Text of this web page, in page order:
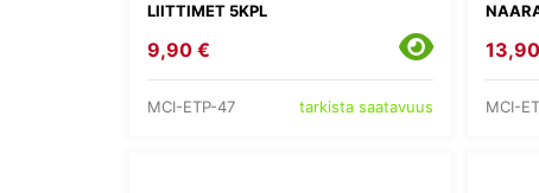
LIITTIMET 5KPL
9,90 €
MCI-ETP-47 tarkista saatavuus MCI-